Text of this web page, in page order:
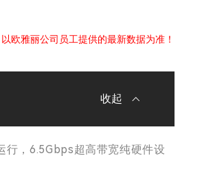
欧雅丽公司员工提供的最新数据为准！
，6.5Gbps超高带宽纯硬件设